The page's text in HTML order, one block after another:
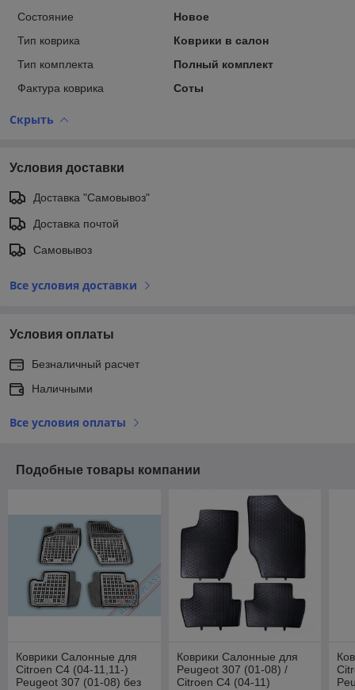
Состояние
Новое
Тип коврика
Коврики в салон
Тип комплекта
Полный комплект
Фактура коврика
Соты
Скрыть
Условия доставки
Доставка "Самовывоз"
Доставка почтой
Самовывоз
Все условия доставки
Условия оплаты
Безналичный расчет
Наличными
Все условия оплаты
Подобные товары компании
Коврики Салонные для
Citroen C4 (04-11,11-)
Peugeot 307 (01-08) без
Коврики Салонные для
Peugeot 307 (01-08) /
Citroen C4 (04-11)